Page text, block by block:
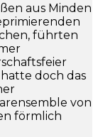
aus Minden
führten
doch das
von
förmlich